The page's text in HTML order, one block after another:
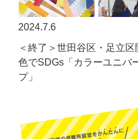
2024.7.6
＜終了＞世田谷区・足立区
色でSDGs「カラーユニバ
プ」